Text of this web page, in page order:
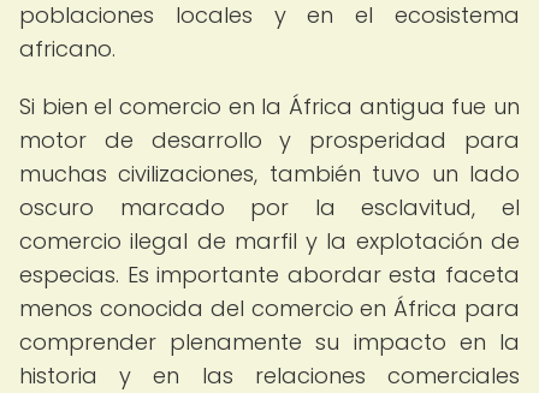
poblaciones locales y en el ecosistema
africano.
Si bien el comercio en la África antigua fue un
motor de desarrollo y prosperidad para
muchas civilizaciones, también tuvo un lado
oscuro marcado por la esclavitud, el
comercio ilegal de marfil y la explotación de
especias. Es importante abordar esta faceta
menos conocida del comercio en África para
comprender plenamente su impacto en la
historia y en las relaciones comerciales